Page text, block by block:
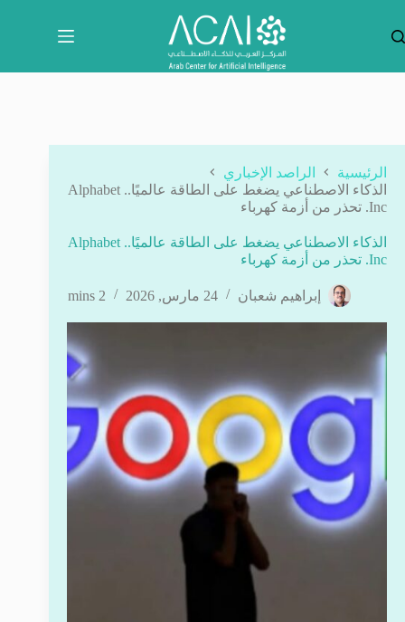
المحتوى
الرئيسية
الراصد الإخباري
الذكاء الاصطناعي يضغط على الطاقة عالميًا.. Alphabet
Inc. تحذر من أزمة كهرباء
الذكاء الاصطناعي يضغط على الطاقة عالميًا.. Alphabet
Inc. تحذر من أزمة كهرباء
إبراهيم شعبان 24 مارس, 2026 2 mins